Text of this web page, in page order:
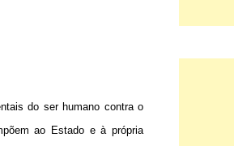
do ser humano contra o
ao Estado e à própria